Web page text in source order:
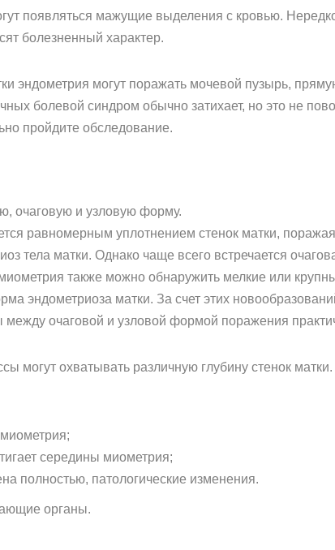
появляться мажущие выделения с кровью.
болезненный характер.
эндометрия могут поражать мочевой пузырь,
болевой синдром обычно затихает, но это не
пройдите обследование.
очаговую и узловую форму.
равномерным уплотнением стенок матки,
тела матки. Однако чаще всего встречается
также можно обнаружить мелкие или
эндометриоза матки. За счет этих
очаговой и узловой формой поражения
могут охватывать различную глубину стенок
середины миометрия;
полностью, патологические изменения.
органы.